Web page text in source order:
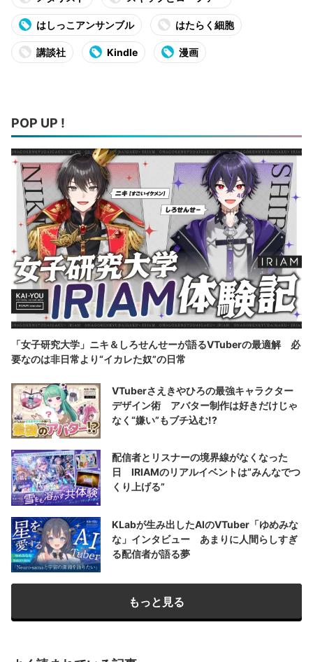
はしっこアンサンブル はたらく細胞
講談社 Kindle 漫画
POP UP !
「女子研究大学」ニキ＆しろせんせーが語るVTuberの最適解 必
要なのは非日常より“イカレた奴”の日常
VTuberさえきやひろの最強キャラクター
デザイン術 アバター制作は好きだけじゃ
なく“嫌い”もブチ込む!?
配信者とリスナーの境界線がなくなった
日 IRIAMのリアルイベントは“みんなでつ
くり上げる”
KLabが生み出したAIのVTuber「ゆめみな
な」インタビュー あまりに人間らしすぎ
る配信者が語る夢
もっと見る